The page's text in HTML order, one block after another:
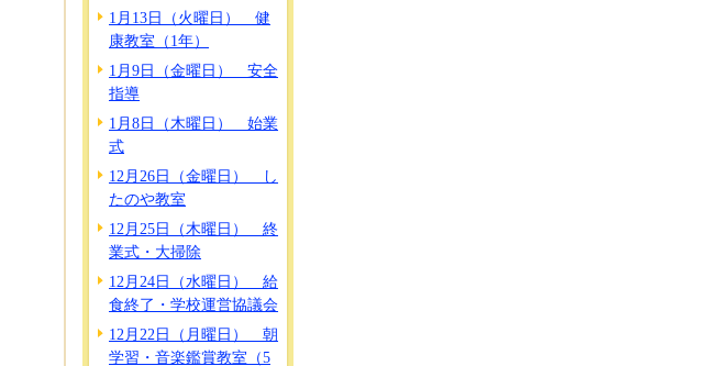
1月13日（火曜日） 健
康教室（1年）
1月9日（金曜日） 安全
指導
1月8日（木曜日） 始業
式
12月26日（金曜日） し
たのや教室
12月25日（木曜日） 終
業式・大掃除
12月24日（水曜日） 給
食終了・学校運営協議会
12月22日（月曜日） 朝
学習・音楽鑑賞教室（5